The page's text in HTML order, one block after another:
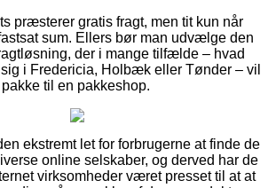
præsterer gratis fragt, men tit kun når
sum. Ellers bør man udvælge den
der i mange tilfælde – hvad
i Fredericia, Holbæk eller Tønder – vil
til en pakkeshop.
ekstremt let for forbrugerne at finde de
online selskaber, og derved har de
virksomheder været presset til at at